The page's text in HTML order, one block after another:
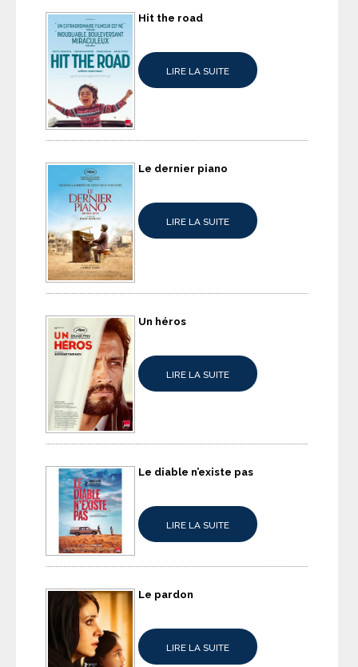
Hit the road
LIRE LA SUITE
Le dernier piano
LIRE LA SUITE
Un héros
LIRE LA SUITE
Le diable n’existe pas
LIRE LA SUITE
Le pardon
LIRE LA SUITE